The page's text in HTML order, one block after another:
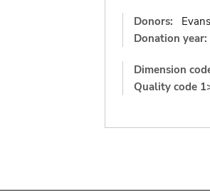
Donors:
Evans
Donation year:
Dimension
Quality code